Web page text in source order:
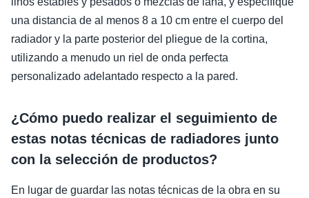
una distancia de al menos 8 a 10 cm entre el cuerpo del
radiador y la parte posterior del pliegue de la cortina,
utilizando a menudo un riel de onda perfecta
personalizado adelantado respecto a la pared.
¿Cómo puedo realizar el seguimiento de
estas notas técnicas de radiadores junto
con la selección de productos?
En lugar de guardar las notas técnicas de la obra en su